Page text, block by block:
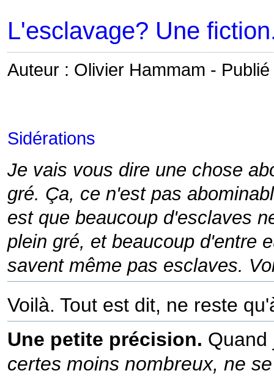
L'esclavage? Une
Auteur : Olivier Hammam -
Sidérations
Je vais vous dire une chose
gré. Ça, ce n'est pas
est que beaucoup d'esclaves
plein gré, et beaucoup d'entre
savent même pas esclaves.
Voilà. Tout est dit, ne reste
Une petite précision.
certes moins nombreux, ne